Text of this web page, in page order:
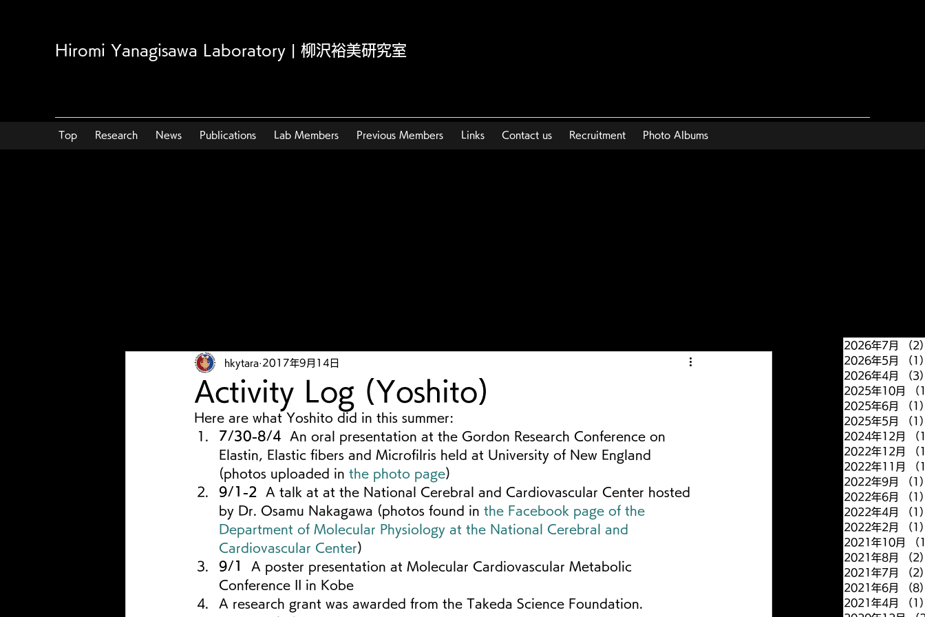
Hiromi Yanagisawa Laboratory | 柳沢裕美研究室
Top Research News Publications Lab Members Previous Members Links Contact us Recruitment Photo Albums
Activity Log (Yoshito)
hkytara 2017年9月14日
Here are what Yoshito did in this summer:
7/30-8/4 An oral presentation at the Gordon Research Conference on
Elastin, Elastic fibers and Microfilris held at University of New England
(photos uploaded in the photo page)
9/1-2
A talk at at the National Cerebral and Cardiovascular Center hosted
by Dr. Osamu Nakagawa (photos found in the Facebook page of the
Department of Molecular Physiology at the National Cerebral and
Cardiovascular Center)
9/1
A poster presentation at Molecular Cardiovascular Metabolic
Conference II in Kobe
A research grant was awarded from the Takeda Science Foundation.
2026年7月
（2
2026年5月
（1
2026年4月
（3
2025年10月
（
2025年6月
（1
2025年5月
（1
2024年12月
（
2022年12月
（
2022年11月
（
2022年9月
（1
2022年6月
（1
2022年4月
（1
2022年2月
（1
2021年10月
（
2021年8月
（2
2021年7月
（2
2021年6月
（8
2021年4月
（1